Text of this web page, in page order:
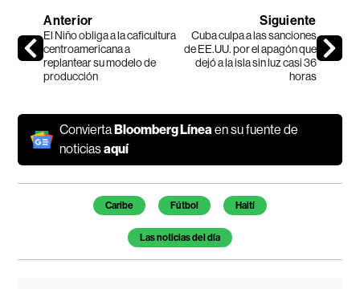
Anterior
El Niño obliga a la caficultura
centroamericana a
replantear su modelo de
producción
Siguiente
Cuba culpa a las sanciones
de EE.UU. por el apagón que
dejó a la isla sin luz casi 36
horas
ConviertaBloomberg Líneaen su fuente de
noticiasaquí
Temas de este artículo
Caribe Fútbol Haití
Las noticias del día